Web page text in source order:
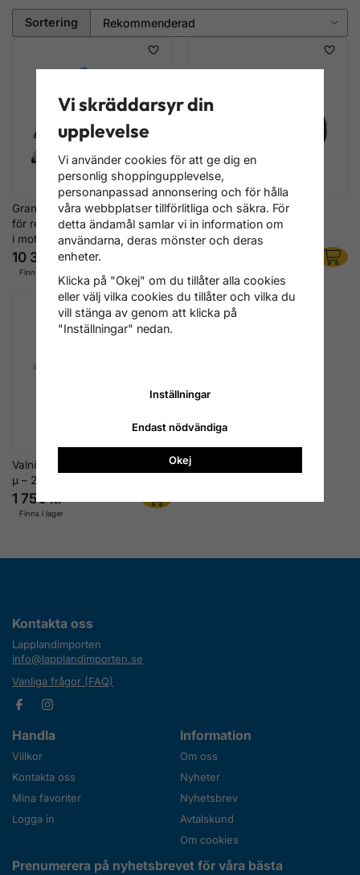
Sortering
Granulatbläster för valnötsskal,
för rengöring av kolavlagringar
i motorn
10 396 kr
Finns i lager
Expansionssats för
Granulatbläster – Stora
Öppningar
Valnötsskalsgranulat 450–800
μ – 25 kg
1 756 kr
Finns i lager
Kontakta oss
Lapplandimporten
info@lapplandimporten.se
Vanliga frågor (FAQ)
Handla
Villkor
Kontakta oss
Mina favoriter
Logga in
Information
Om oss
Nyheter
Nyhetsbrev
Avtalskund
Om cookies
Prenumerera på nyhetsbrevet för våra bästa
Vi skräddarsyr din
upplevelse
Vi använder cookies för att ge dig en
personlig shoppingupplevelse,
personanpassad annonsering och för hålla
våra webbplatser tillförlitliga och säkra. För
detta ändamål samlar vi in information om
användarna, deras mönster och deras
enheter.
Klicka på "Okej" om du tillåter alla cookies
eller välj vilka cookies du tillåter och vilka du
vill stänga av genom att klicka på
"Inställningar" nedan.
Inställningar
Endast nödvändiga
Okej